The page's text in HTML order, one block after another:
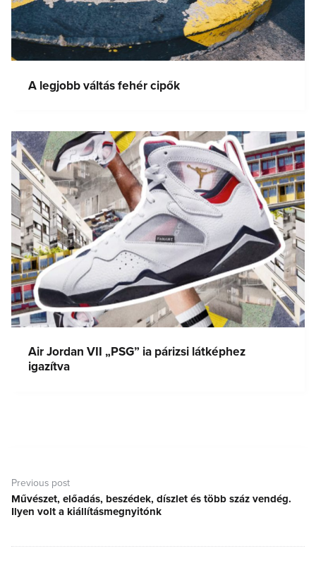
A legjobb váltás fehér cipők
Air Jordan VII „PSG” ia párizsi látképhez
igazítva
navigáció
Previous post
Previous
post:
Művészet, előadás, beszédek, díszlet és több száz vendég.
Ilyen volt a kiállításmegnyitónk